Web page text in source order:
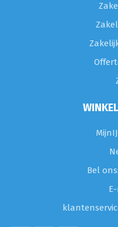
Bel